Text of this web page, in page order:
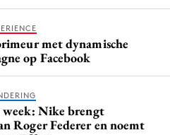
met dynamische
op Facebook
week: Nike brengt
Roger Federer en noemt